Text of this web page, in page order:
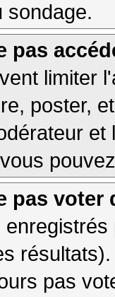
sondage.
pas
limiter
poster,
pas voter
pas